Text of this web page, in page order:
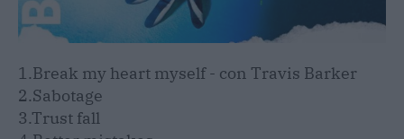
1.Break my heart myself - con Travis Barker
2.Sabotage
3.Trust fall